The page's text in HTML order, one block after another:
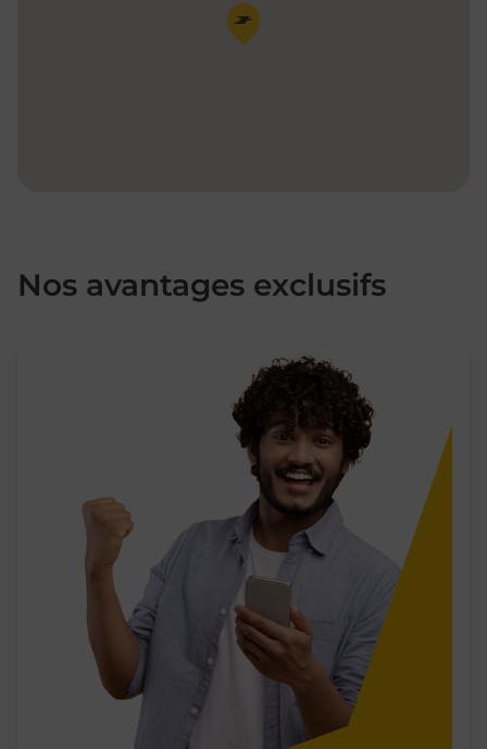
Pin de la carte
Nos avantages exclusifs